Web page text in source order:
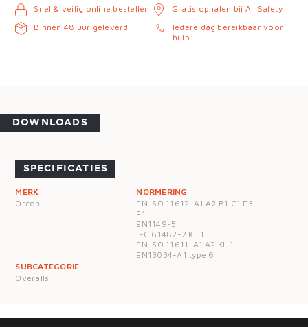
Snel & veilig online bestellen
Binnen 48 uur geleverd
Gratis ophalen bij All Safety
Iedere dag bereikbaar voor
hulp
DOWNLOADS
SPECIFICATIES
MERK
Orcon
NORMERING
EN ISO 11612-A1 A2 B1 C1 E3
F1
EN1149-5
IEC 61482-2 KL 1
EN ISO 11611-A1 A2 KL 1
EN13034-A1 type 6
SUBCATEGORIE
Overalls